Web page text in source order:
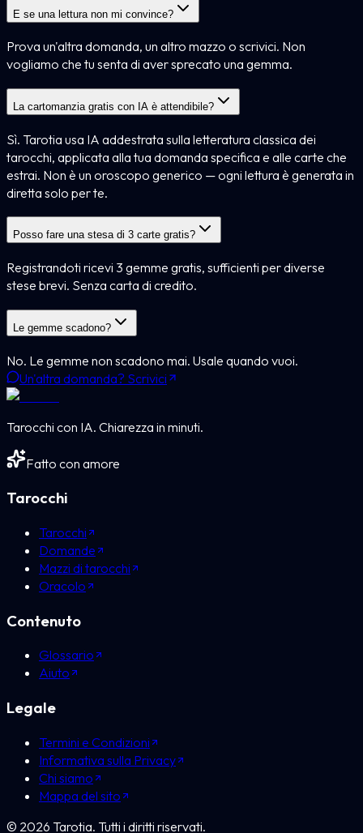
E se una lettura non mi convince?
Prova un'altra domanda, un altro mazzo o scrivici. Non
vogliamo che tu senta di aver sprecato una gemma.
La cartomanzia gratis con IA è attendibile?
Sì. Tarotia usa IA addestrata sulla letteratura classica dei
tarocchi, applicata alla tua domanda specifica e alle carte che
estrai. Non è un oroscopo generico — ogni lettura è generata in
diretta solo per te.
Posso fare una stesa di 3 carte gratis?
Registrandoti ricevi 3 gemme gratis, sufficienti per diverse
stese brevi. Senza carta di credito.
Le gemme scadono?
No. Le gemme non scadono mai. Usale quando vuoi.
Un'altra domanda? Scrivici
Tarocchi con IA. Chiarezza in minuti.
Fatto con amore
Tarocchi
Tarocchi
Domande
Mazzi di tarocchi
Oracolo
Contenuto
Glossario
Aiuto
Legale
Termini e Condizioni
Informativa sulla Privacy
Chi siamo
Mappa del sito
© 2026 Tarotia. Tutti i diritti riservati.